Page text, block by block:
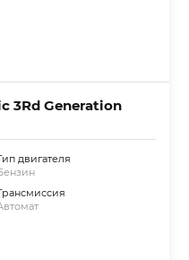
3Rd Generation
двигателя